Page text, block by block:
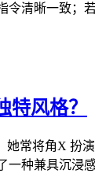
清晰一致；
风格？
她常将角X
种兼具沉浸